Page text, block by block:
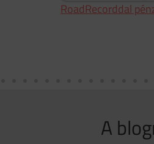
RoadRecorddal
A